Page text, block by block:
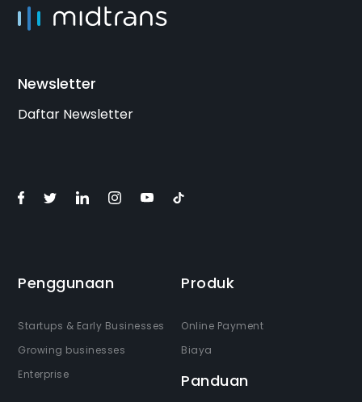
Newsletter
Daftar Newsletter
Penggunaan
Startups & Early Businesses
Growing businesses
Enterprise
Produk
Online Payment
Biaya
Panduan